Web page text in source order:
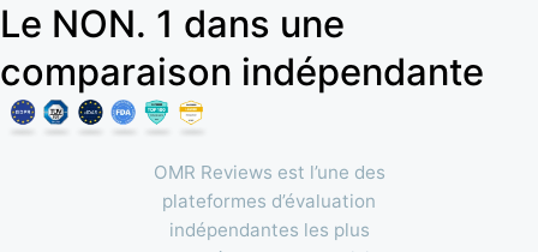
Le NON. 1 dans une
comparaison indépendante
OMR Reviews est l’une des
plateformes d’évaluation
indépendantes les plus